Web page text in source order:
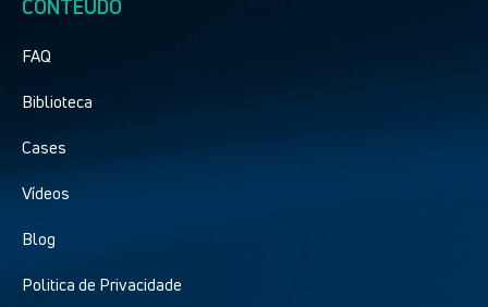
CONTEÚDO
FAQ
Biblioteca
Cases
Vídeos
Blog
Politica de Privacidade